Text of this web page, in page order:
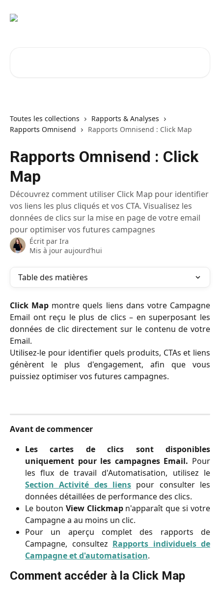
Toutes les collections
Rapports & Analyses
Rapports Omnisend
Rapports Omnisend : Click Map
Rapports Omnisend : Click
Map
Découvrez comment utiliser Click Map pour identifier
vos liens les plus cliqués et vos CTA. Visualisez les
données de clics sur la mise en page de votre email
pour optimiser vos futures campagnes
Écrit par Ira
Mis à jour aujourd’hui
Table des matières
Click Map montre quels liens dans votre Campagne
Email ont reçu le plus de clics – en superposant les
données de clic directement sur le contenu de votre
Email.
Utilisez-le pour identifier quels produits, CTAs et liens
génèrent le plus d'engagement, afin que vous
puissiez optimiser vos futures campagnes.
Avant de commencer
Les cartes de clics sont disponibles
uniquement pour les campagnes Email. Pour
les flux de travail d'Automatisation, utilisez le
Section Activité des liens pour consulter les
données détaillées de performance des clics.
Le bouton View Clickmapn'apparaît que si votre
Campagne a au moins un clic.
Pour un aperçu complet des rapports de
Campagne, consultez Rapports individuels de
Campagne et d'automatisation.
Comment accéder à la Click Map